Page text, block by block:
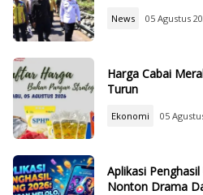
News 05 Agustus
Harga Cabai
Turun
Ekonomi 05
Aplikasi
Nonton Drama